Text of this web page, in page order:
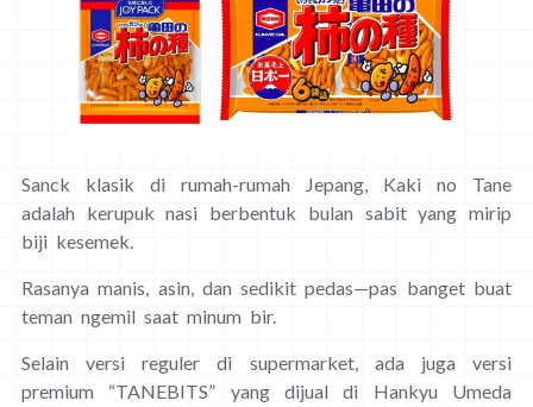
Sanck klasik di rumah-rumah Jepang, Kaki no Tane
adalah kerupuk nasi berbentuk bulan sabit yang mirip
biji kesemek.
Rasanya manis, asin, dan sedikit pedas—pas banget buat
teman ngemil saat minum bir.
Selain versi reguler di supermarket, ada juga versi
premium “TANEBITS” yang dijual di Hankyu Umeda